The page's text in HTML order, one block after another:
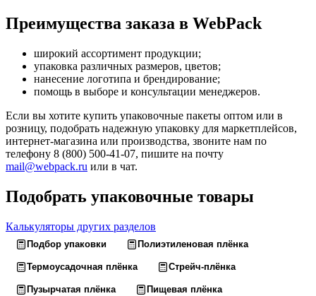
Преимущества заказа в WebPack
широкий ассортимент продукции;
упаковка различных размеров, цветов;
нанесение логотипа и брендирование;
помощь в выборе и консультации менеджеров.
Если вы хотите купить упаковочные пакеты оптом или в
розницу, подобрать надежную упаковку для маркетплейсов,
интернет-магазина или производства, звоните нам по
телефону 8 (800) 500-41-07, пишите на почту
mail@webpack.ru или в чат.
Подобрать упаковочные товары
Калькуляторы других разделов
Подбор упаковки Полиэтиленовая плёнка
Термоусадочная плёнка Стрейч-плёнка
Пузырчатая плёнка Пищевая плёнка